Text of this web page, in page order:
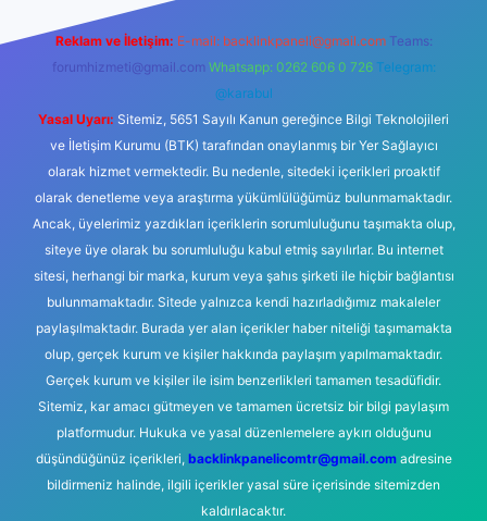
Reklam ve İletişim: E-mail: backlinkpaneli@gmail.com Teams:
forumhizmeti@gmail.com Whatsapp: 0262 606 0 726 Telegram:
@karabul
Yasal Uyarı: Sitemiz, 5651 Sayılı Kanun gereğince Bilgi Teknolojileri
ve İletişim Kurumu (BTK) tarafından onaylanmış bir Yer Sağlayıcı
olarak hizmet vermektedir. Bu nedenle, sitedeki içerikleri proaktif
olarak denetleme veya araştırma yükümlülüğümüz bulunmamaktadır.
Ancak, üyelerimiz yazdıkları içeriklerin sorumluluğunu taşımakta olup,
siteye üye olarak bu sorumluluğu kabul etmiş sayılırlar. Bu internet
sitesi, herhangi bir marka, kurum veya şahıs şirketi ile hiçbir bağlantısı
bulunmamaktadır. Sitede yalnızca kendi hazırladığımız makaleler
paylaşılmaktadır. Burada yer alan içerikler haber niteliği taşımamakta
olup, gerçek kurum ve kişiler hakkında paylaşım yapılmamaktadır.
Gerçek kurum ve kişiler ile isim benzerlikleri tamamen tesadüfidir.
Sitemiz, kar amacı gütmeyen ve tamamen ücretsiz bir bilgi paylaşım
platformudur. Hukuka ve yasal düzenlemelere aykırı olduğunu
düşündüğünüz içerikleri, backlinkpanelicomtr@gmail.comadresine
bildirmeniz halinde, ilgili içerikler yasal süre içerisinde sitemizden
kaldırılacaktır.